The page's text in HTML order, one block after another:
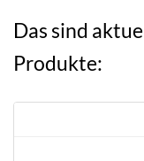
Das sind
Produkte: